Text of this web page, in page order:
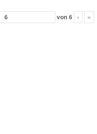
von 6 › »